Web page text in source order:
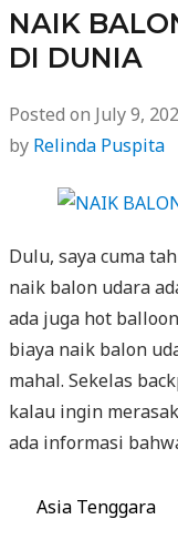
NAIK
DI DUNIA
Posted on July 9,
by Relinda Puspita
Dulu, saya cuma
naik balon udara
ada juga hot
biaya naik balon
mahal. Sekelas
kalau ingin
ada informasi
Categories
Asia Tenggara